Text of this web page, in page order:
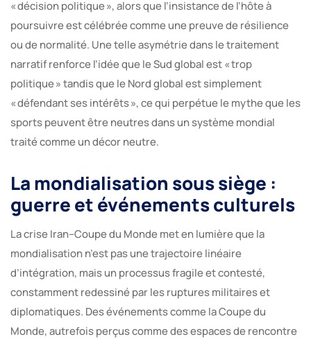
« décision politique », alors que l’insistance de l’hôte à
poursuivre est célébrée comme une preuve de résilience
ou de normalité. Une telle asymétrie dans le traitement
narratif renforce l’idée que le Sud global est « trop
politique » tandis que le Nord global est simplement
« défendant ses intérêts », ce qui perpétue le mythe que les
sports peuvent être neutres dans un système mondial
traité comme un décor neutre.
La mondialisation sous siège :
guerre et événements culturels
La crise Iran–Coupe du Monde met en lumière que la
mondialisation n’est pas une trajectoire linéaire
d’intégration, mais un processus fragile et contesté,
constamment redessiné par les ruptures militaires et
diplomatiques. Des événements comme la Coupe du
Monde, autrefois perçus comme des espaces de rencontre